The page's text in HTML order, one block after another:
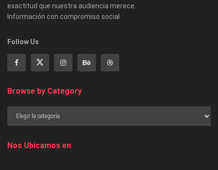
exactitud que nuestra audiencia merece.
Información con compromiso social.
Follow Us
Browse by Category
Nos Ubicamos en